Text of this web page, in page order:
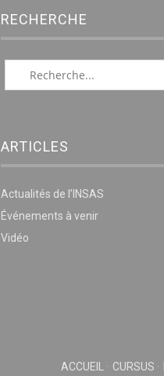
RECHERCHE
ARTICLES
Actualités de l’INSAS
Événements à venir
Vidéo
ACCUEIL CURSUS